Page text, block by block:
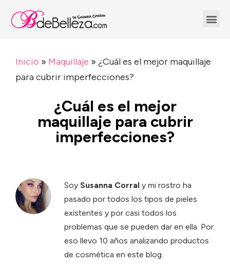
Inicio » Maquillaje » ¿Cuál es el mejor maquillaje
para cubrir imperfecciones?
¿Cuál es el mejor
maquillaje para cubrir
imperfecciones?
Soy Susanna Corral y mi rostro ha
pasado por todos los tipos de pieles
existentes y por casi todos los
problemas que se pueden dar en ella. Por
eso llevo 10 años analizando productos
de cosmética en este blog.